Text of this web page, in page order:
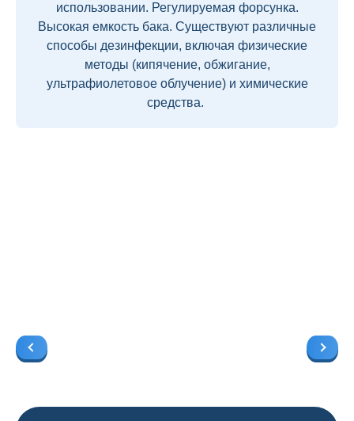
использовании. Регулируемая форсунка.
Высокая емкость бака. Существуют различные
способы дезинфекции, включая физические
методы (кипячение, обжигание,
ультрафиолетовое облучение) и химические
средства.